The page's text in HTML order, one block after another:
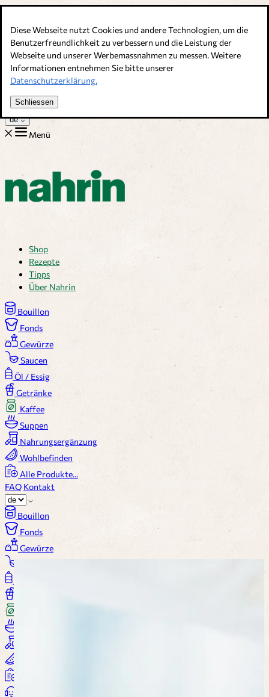
Diese Webseite nutzt Cookies und andere Technologien, um die
Benutzerfreundlichkeit zu verbessern und die Leistung der
Webseite und unserer Werbemassnahmen zu messen. Weitere
Informationen entnehmen Sie bitte unserer
Datenschutzerklärung.
Schliessen
Bouillons, Gewürze & Nahrungsergänzung. Schweizer Qualität
Kundenservice
Rezepte
Tipps
Über uns
Jobs
de
Menü
Shop
Rezepte
Tipps
Über Nahrin
Bouillon
Fonds
Gewürze
Saucen
Öl / Essig
Getränke
Kaffee
Suppen
Nahrungsergänzung
Wohlbefinden
Alle Produkte...
FAQ Kontakt
Bouillon
Fonds
Gewürze